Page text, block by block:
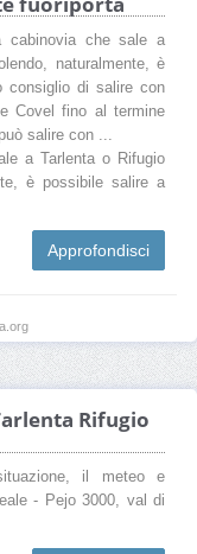
cabinovia che sale a
naturalmente, è
consiglio di salire con
Covel fino al termine
salire con ...
a Tarlenta o Rifugio
è possibile salire a
Approfondisci
Rifugio
il meteo e
- Pejo 3000, val di